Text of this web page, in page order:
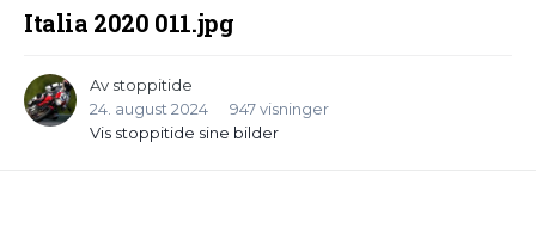
Italia 2020 011.jpg
Av stoppitide
24. august 2024
947 visninger
Vis stoppitide sine bilder